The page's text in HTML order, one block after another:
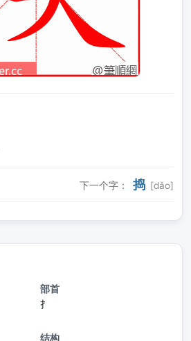
下一个字： 捣 [dǎo]
部首
扌
结构